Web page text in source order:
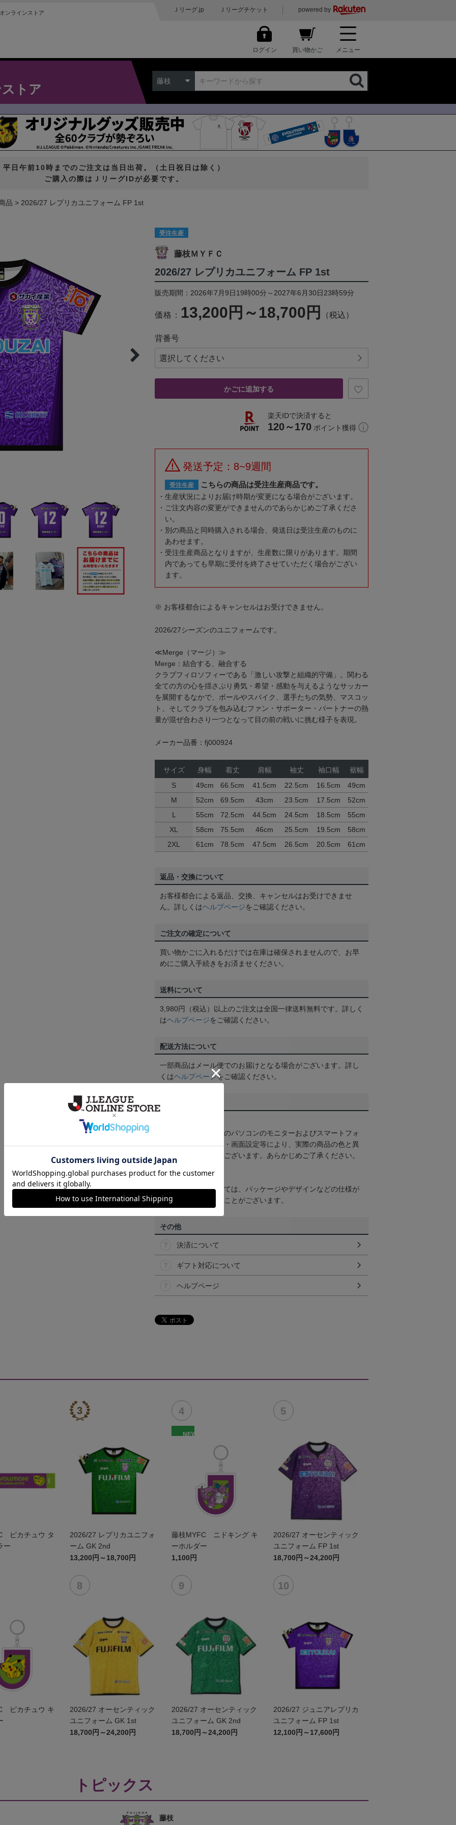
ンラインストア Ｊリーグ.jp Ｊリーグチケット powered by
ログイン 買い物かご メニュー
トア
藤枝
平日午前10時までのご注文は当日出荷。（土日祝日は除く）
ご購入の際はＪリーグIDが必要です。
品 2026/27 レプリカユニフォーム FP 1st
受注生産
藤枝ＭＹＦＣ
2026/27 レプリカユニフォーム FP 1st
販売期間：2026年7月9日19時00分～2027年6月30日23時59分
価格： 13,200円～18,700円 （税込）
背番号
かごに追加する
楽天IDで決済すると
120～170 ポイント獲得
発送予定：8~9週間
受注生産 こちらの商品は受注生産商品です。
生産状況によりお届け時期が変更になる場合がございます。
ご注文内容の変更ができませんのであらかじめご了承くださ
い。
別の商品と同時購入される場合、発送日は受注生産のものに
あわせます。
受注生産商品となりますが、生産数に限りがあります。期間
内であっても早期に受付を終了させていただく場合がござい
ます。
※ お客様都合によるキャンセルはお受けできません。
2026/27シーズンのユニフォームです。
≪Merge（マージ）≫
Merge：結合する、融合する
クラブフィロソフィーである「激しい攻撃と組織的守備」。関わる
全ての方の心を揺さぶり勇気・希望・感動を与えるようなサッカー
を展開するなかで、ボールやスパイク、選手たちの気勢、マスコッ
ト、そしてクラブを包み込むファン・サポーター・パートナーの熱
量が混ぜ合わさり一つとなって目の前の戦いに挑む様子を表現。
メーカー品番：fj000924
サイズ 身幅 着丈 肩幅 袖丈 袖口幅
裾幅
S
49cm 66.5cm 41.5cm 22.5cm 16.5cm
49cm
M
52cm 69.5cm 43cm 23.5cm 17.5cm
52cm
L
55cm 72.5cm 44.5cm 24.5cm 18.5cm
55cm
XL
58cm 75.5cm 46cm 25.5cm 19.5cm
58cm
2XL
61cm 78.5cm 47.5cm 26.5cm 20.5cm 61cm
返品・交換について
お客様都合による返品、交換、キャンセルはお受けできませ
ん。詳しくはヘルプページをご確認ください。
ご注文の確定について
買い物かごに入れるだけでは在庫は確保されませんので、お早
めにご購入手続きをお済ませください。
送料について
3,980円（税込）以上のご注文は全国一律送料無料です。詳しく
はヘルプページをご確認ください。
配送方法について
一部商品はメール便でのお届けとなる場合がございます。詳し
くはヘルプページをご確認ください。
商品画像は、お使いのパソコンのモニターおよびスマートフォ
ンのメーカー・機種・画面設定等により、実際の商品の色と異
なって見える場合がございます。あらかじめご了承ください。
【仕様について】
取り扱い商品によっては、パッケージやデザインなどの仕様が
予告なく変更になることがございます。
その他
決済について
ギフト対応について
ヘルプページ
ピカチュウ タ
ー
2026/27 レプリカユニフォ
ーム GK 2nd
13,200円～18,700円
NEW
藤枝MYFC ニドキング キ
ーホルダー
1,100円
2026/27 オーセンティック
ユニフォーム FP 1st
18,700円～24,200円
ピカチュウ キ
2026/27 オーセンティック
ユニフォーム GK 1st
18,700円～24,200円
2026/27 オーセンティック
ユニフォーム GK 2nd
18,700円～24,200円
2026/27 ジュニアレプリカ
ユニフォーム FP 1st
12,100円～17,600円
トピックス
藤枝